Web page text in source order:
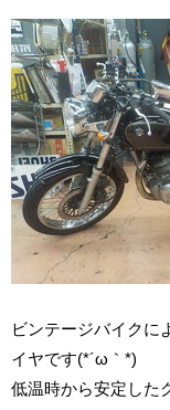
ビンテージバイクに
イヤです(*´ω｀*)
低温時から安定した